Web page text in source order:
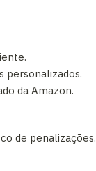
personalizados.
da Amazon.
de penalizações.